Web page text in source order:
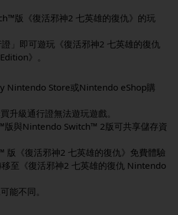
版《復活邪神2 七英雄的復仇》的玩
」即可遊玩《復活邪神2 七英雄的復仇
》。
Nintendo Store或Nintendo eShop購
升級通行證無法遊玩遊戲。
與Nintendo Switch™ 2版可共享儲存資
《復活邪神2 七英雄的復仇》免費體驗
至《復活邪神2 七英雄的復仇 Nintendo
能不同。